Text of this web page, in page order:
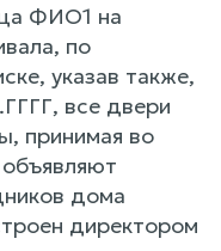
ФИО1 на
по
указав также,
все двери
принимая во
дома
директором